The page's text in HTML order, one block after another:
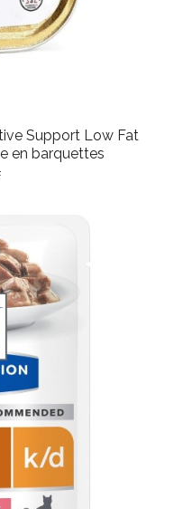
Support Low Fat
en barquettes